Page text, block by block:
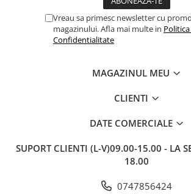
Vreau sa primesc newsletter cu
magazinului. Afla mai multe in
Confidentialitate
MAGAZINUL MEU
CLIENTI
DATE COMERCIALE
SUPORT CLIENTI (L-V)09.00-15.00 - LA
18.00
0747856424